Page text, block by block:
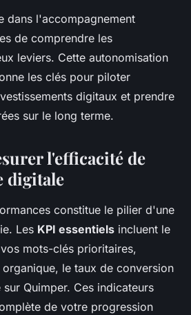
dans l'accompagnement
de comprendre les
leviers. Cette autonomisation
les clés pour piloter
digitaux et prendre
sur le long terme.
l'efficacité de
digitale
constitue le pilier d'une
Les KPI essentiels incluent le
mots-clés prioritaires,
le taux de conversion
Quimper. Ces indicateurs
de votre progression